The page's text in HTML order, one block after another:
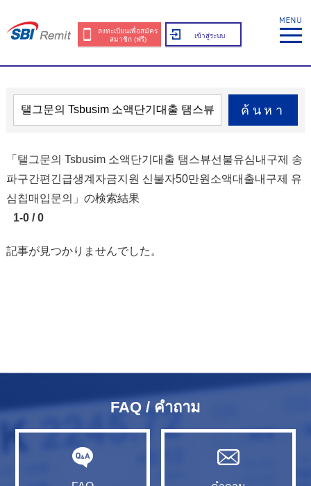
ลงทะเบียนเพื่อสมัคร
สมาชิก (ฟรี)
เข้าสู่ระบบ
ค้นหา
「탤그문의 Tsbusim 소액단기대출 탬스뷰선불유심내구제 송
파구간편긴급생계자금지원 신불자50만원소액대출내구제 유
심칩매입문의」の検索結果
1-0 / 0
記事が見つかりませんでした。
FAQ / คำถาม